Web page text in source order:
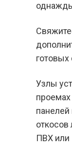
готовых
Узлы
откосов
ПВХ или